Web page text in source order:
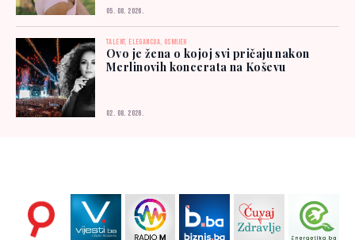
05. 08. 2026.
TALENT, ELEGANCIJA, OSMIJEH
Ovo je žena o kojoj svi pričaju nakon
Merlinovih koncerata na Koševu
02. 08. 2026.